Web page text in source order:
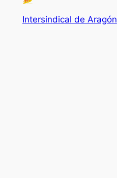
Intersindical de Aragón